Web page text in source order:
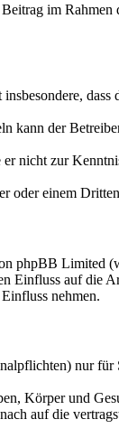
im Rahmen
dass
kann der
nicht zur
oder einem
phpBB Limited
Einfluss auf die
nehmen.
nur für
Körper und
auf die